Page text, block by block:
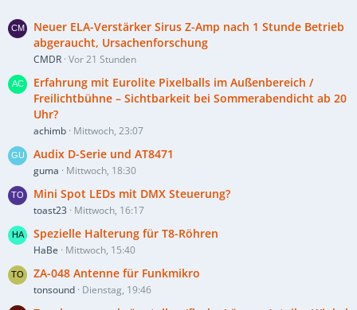
Neuer ELA-Verstärker Sirus Z-Amp nach 1 Stunde Betrieb
abgeraucht, Ursachenforschung
CMDR Vor 21 Stunden
Erfahrung mit Eurolite Pixelballs im Außenbereich /
Freilichtbühne – Sichtbarkeit bei Sommerabendicht ab 20
Uhr?
achimb Mittwoch, 23:07
Audix D-Serie und AT8471
guma Mittwoch, 18:30
Mini Spot LEDs mit DMX Steuerung?
toast23 Mittwoch, 16:17
Spezielle Halterung für T8-Röhren
HaBe Mittwoch, 15:40
ZA-048 Antenne für Funkmikro
tonsound Dienstag, 19:46